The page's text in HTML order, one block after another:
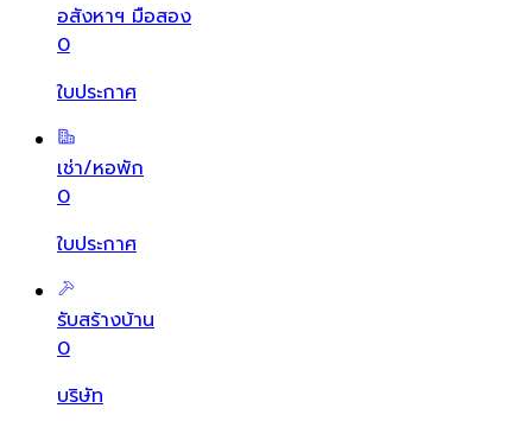
อสังหาฯ มือสอง
0
ใบประกาศ
เช่า/หอพัก
0
ใบประกาศ
รับสร้างบ้าน
0
บริษัท